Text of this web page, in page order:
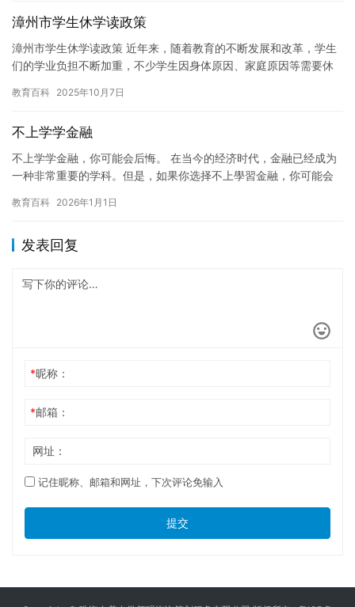
漳州市学生休学读政策
漳州市学生休学读政策 近年来，随着教育的不断发展和改革，学生
们的学业负担不断加重，不少学生因身体原因、家庭原因等需要休
一系…
教育百科 2025年10月7日
不上学学金融
不上学学金融，你可能会后悔。 在当今的经济时代，金融已经成为
一种非常重要的学科。但是，如果你选择不上學習金融，你可能会
涉…
教育百科 2026年1月1日
发表回复
*昵称：
*邮箱：
网址：
记住昵称、邮箱和网址，下次评论免输入
提交